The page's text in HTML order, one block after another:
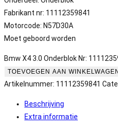
Fabrikant nr: 11112359841
Motorcode: N57D30A
Moet geboord worden
Bmw X4 3.0 Onderblok Nr:
TOEVOEGEN AAN WINKELWAGEN
Artikelnummer: 11112359841
Beschrijving
Extra informatie